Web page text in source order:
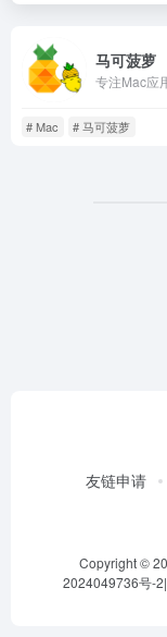
马可菠萝
专注Mac应
# Mac # 马可菠萝
友链申请
Copyright ©
2024049736号-2|